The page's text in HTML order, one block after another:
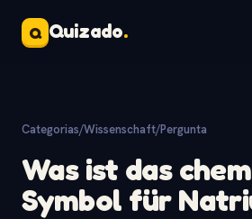
Q Quizado.
Categorias/Wissenschaft/Pergunta
Was ist das
Symbol für